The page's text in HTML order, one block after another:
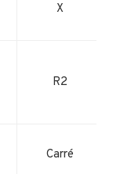
X
R2
Carré